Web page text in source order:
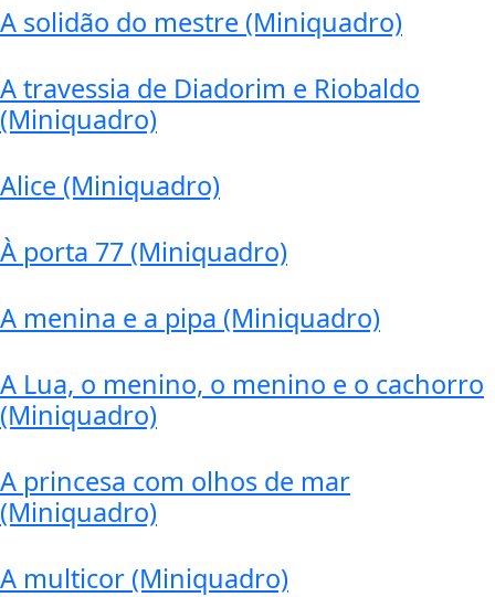
A solidão do mestre (Miniquadro)
A travessia de Diadorim e Riobaldo
(Miniquadro)
Alice (Miniquadro)
À porta 77 (Miniquadro)
A menina e a pipa (Miniquadro)
A Lua, o menino, o menino e o cachorro
(Miniquadro)
A princesa com olhos de mar
(Miniquadro)
A multicor (Miniquadro)